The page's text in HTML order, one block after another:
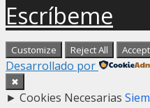
Escríbeme
Customize Reject All
Desarrollado por
✖
► Cookies Necesarias